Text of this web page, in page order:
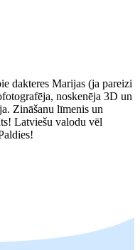
dakteres Marijas (ja pareizi
noskenēja 3D un
Zināšanu līmenis un
Latviešu valodu vēl